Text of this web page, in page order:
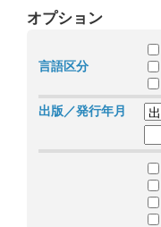
オプション
言語区分
出版／発行年月